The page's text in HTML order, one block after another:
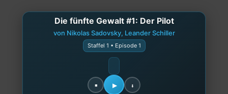
Die fünfte Gewalt #1: Der Pilot
von Nikolas Sadovsky, Leander Schiller
Staffel 1 • Episode 1